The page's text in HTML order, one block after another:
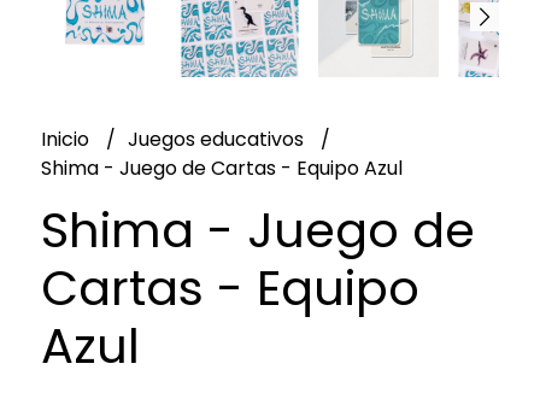
Inicio
Juegos educativos
Shima - Juego de Cartas - Equipo Azul
Shima - Juego de
Cartas - Equipo
Azul